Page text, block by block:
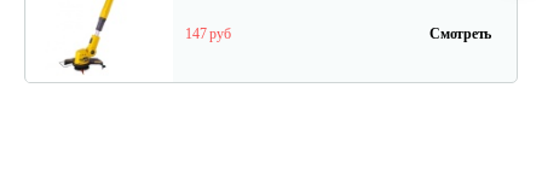
147 руб Смотреть